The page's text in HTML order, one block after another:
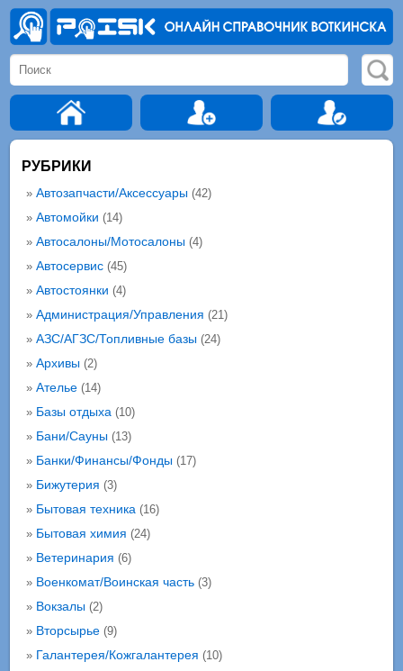
РУБРИКИ
» Автозапчасти/Аксессуары(42)
» Автомойки (14)
» Автосалоны/Мотосалоны(4)
» Автосервис(45)
» Автостоянки (4)
» Администрация/Управления (21)
» АЗС/АГЗС/Топливные базы(24)
» Архивы(2)
» Ателье(14)
» Базы отдыха(10)
» Бани/Сауны(13)
» Банки/Финансы/Фонды(17)
» Бижутерия (3)
» Бытовая техника(16)
» Бытовая химия (24)
» Ветеринария (6)
» Военкомат/Воинская часть(3)
» Вокзалы(2)
» Вторсырье(9)
» Галантерея/Кожгалантерея (10)